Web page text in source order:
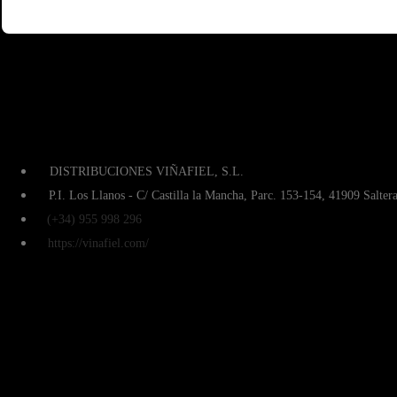
DISTRIBUCIONES VIÑAFIEL, S.L.
P.I. Los Llanos - C/ Castilla la Mancha, Parc. 153-154, 41909
(+34) 955 998 296
https://vinafiel.com/